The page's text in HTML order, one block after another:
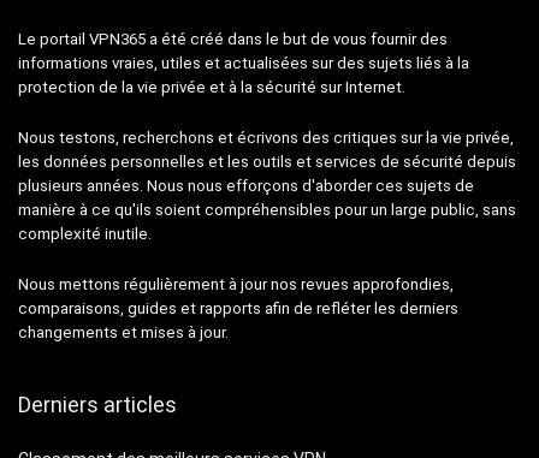
Le portail VPN365 a été créé dans le but de vous fournir des
informations vraies, utiles et actualisées sur des sujets liés à la
protection de la vie privée et à la sécurité sur Internet.
Nous testons, recherchons et écrivons des critiques sur la vie privée,
les données personnelles et les outils et services de sécurité depuis
plusieurs années. Nous nous efforçons d'aborder ces sujets de
manière à ce qu'ils soient compréhensibles pour un large public, sans
complexité inutile.
Nous mettons régulièrement à jour nos revues approfondies,
comparaisons, guides et rapports afin de refléter les derniers
changements et mises à jour.
Derniers articles